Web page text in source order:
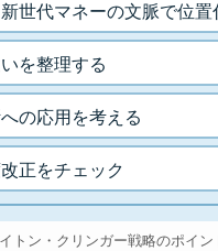
世代マネーの文脈で位置
を整理する
の応用を考える
正をチェック
トン・クリンガー戦略のポイ